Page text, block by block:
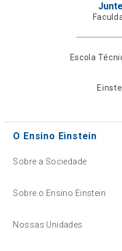
Escola
O Ensino Einstein
Sobre a Sociedade
Sobre o Ensino Einstein
Nossas Unidades